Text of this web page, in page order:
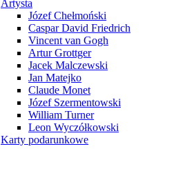
Artysta
Józef Chełmoński
Caspar David Friedrich
Vincent van Gogh
Artur Grottger
Jacek Malczewski
Jan Matejko
Claude Monet
Józef Szermentowski
William Turner
Leon Wyczółkowski
Karty podarunkowe